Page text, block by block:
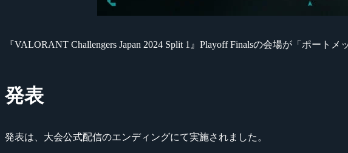
『VALORANT Challengers Japan 2024 Split 1』Playoff Finalsの会場が「ポート
発表
発表は、大会公式配信のエンディングにて実施されました。